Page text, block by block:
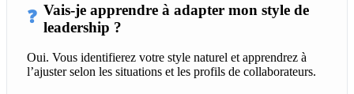
❓ Vais-je apprendre à adapter mon style de
leadership ?
Oui. Vous identifierez votre style naturel et apprendrez à
l’ajuster selon les situations et les profils de collaborateurs.